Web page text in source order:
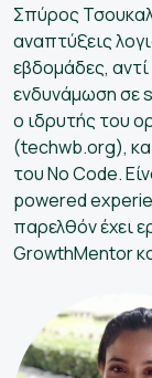
Σπύρος
αναπτύξεις
εβδομάδες,
ενδυνάμωση σε
ο ιδρυτής του
(techwb.org),
του No Code.
powered
παρελθόν έχει
GrowthMentor